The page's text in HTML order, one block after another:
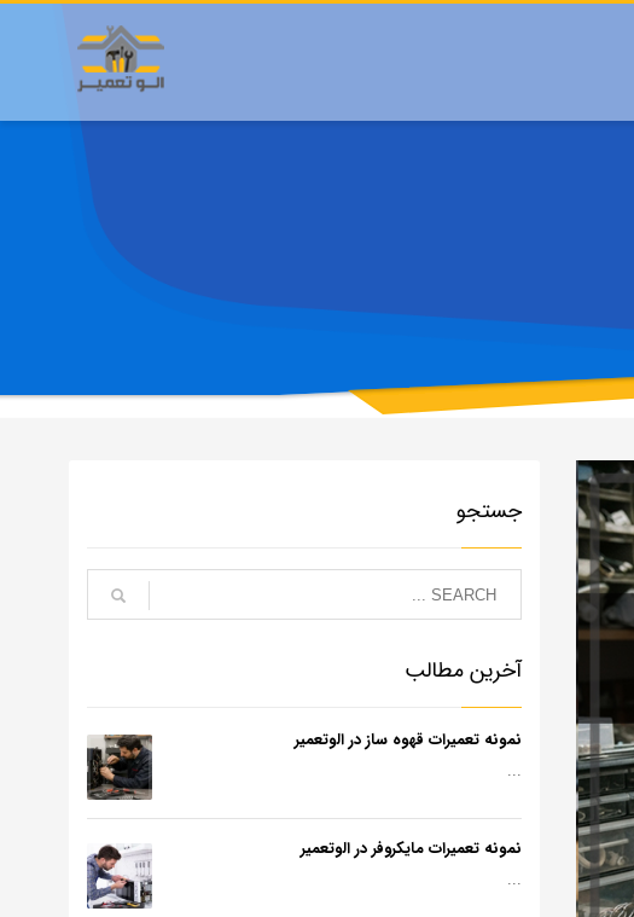
جستجو
آخرین مطالب
نمونه تعمیرات قهوه ساز در الوتعمیر
...
نمونه تعمیرات مایکروفر در الوتعمیر
...